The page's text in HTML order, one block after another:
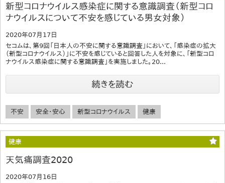
新型コロナウイルス感染症に関する意識調査（新型コロ
ナウイルスについて不安を感じている男女対象）
2020年07月17日
セコムは、第9回「日本人の不安に関する意識調査」において、「感染症の拡大
（新型コロナウイルス）」に不安を感じていると回答した人を対象に、「新型コロ
ナウイルス感染症に関する意識調査」を実施しました。20...
続きを読む
不安 安全・安心 新型コロナウイルス 健康
健康
天気痛調査2020
2020年07月16日